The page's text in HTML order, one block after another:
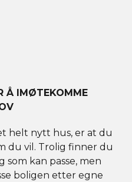
Å IMØTEKOMME
helt nytt hus, er at du
du vil. Trolig finner du
som kan passe, men
boligen etter egne